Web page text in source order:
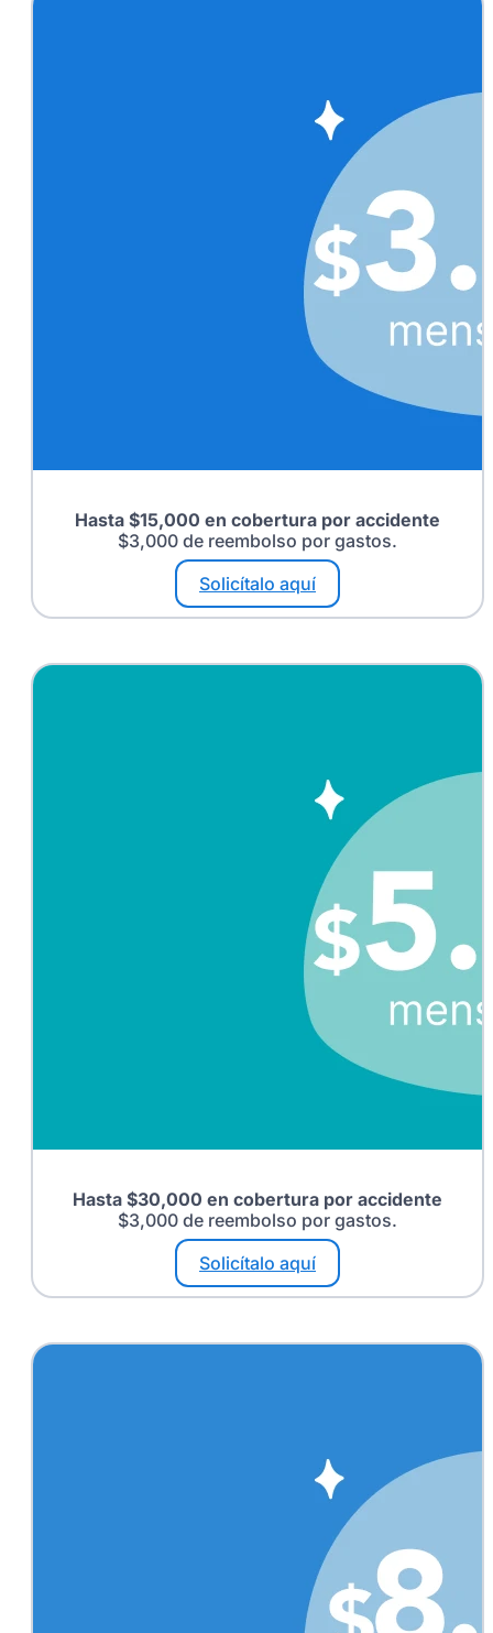
Hasta $15,000 en cobertura por accidente
$3,000 de reembolso por gastos.
Solicítalo aquí
Hasta $30,000 en cobertura por accidente
$3,000 de reembolso por gastos.
Solicítalo aquí